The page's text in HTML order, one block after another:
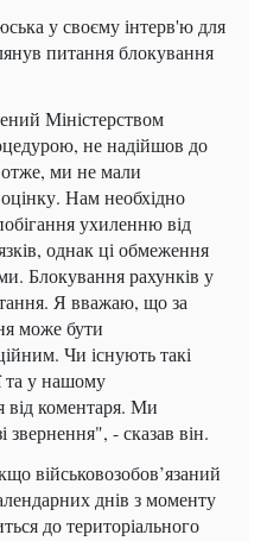
у своєму інтерв'ю для
питання блокування
Міністерством
не надійшов до
отже, ми не мали
Нам необхідно
ухиленню від
однак ці обмеження
Блокування рахунків у
Я вважаю, що за
може бути
Чи існують такі
та у нашому
від коментаря. Ми
звернення", - сказав він.
військовозобов’язаний
днів з моменту
до територіального